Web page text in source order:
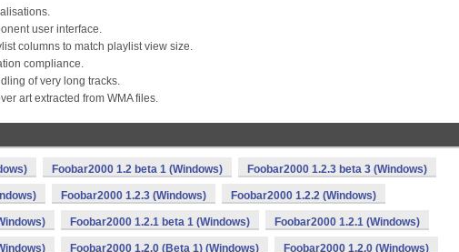
user interface.
columns to match playlist view size.
compliance.
of very long tracks.
art extracted from WMA files.
Foobar2000 1.2 beta 1 (Windows) Foobar2000 1.2.3 beta 3 (Windows)
Foobar2000 1.2.3 (Windows) Foobar2000 1.2.2 (Windows)
Foobar2000 1.2.1 beta 1 (Windows) Foobar2000 1.2.1 (Windows)
Foobar2000 1.2.0 (Beta 1) (Windows) Foobar2000 1.2.0 (Windows)